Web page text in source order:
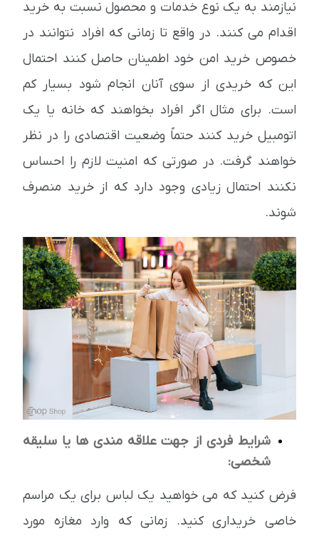
نیازمند به یک نوع خدمات و محصول نسبت به خرید
اقدام می کنند. در واقع تا زمانی که افراد نتوانند در
خصوص خرید امن خود اطمینان حاصل کنند احتمال
این که خریدی از سوی آنان انجام شود بسیار کم
است. برای مثال اگر افراد بخواهند که خانه یا یک
اتومبیل خرید کنند حتماً وضعیت اقتصادی را در نظر
خواهند گرفت. در صورتی که امنیت لازم را احساس
نکنند احتمال زیادی وجود دارد که از خرید منصرف
شوند.
شرایط فردی از جهت علاقه مندی ها یا سلیقه
شخصی:
فرض کنید که می خواهید یک لباس برای یک مراسم
خاصی خریداری کنید. زمانی که وارد مغازه مورد